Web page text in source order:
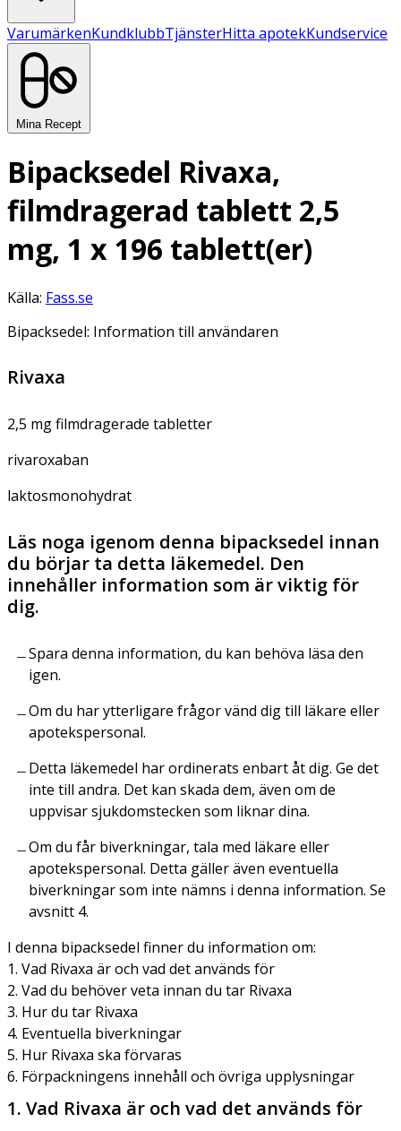
VarumärkenKundklubbTjänsterHitta apotekKundservice
Mina Recept
Bipacksedel Rivaxa,
filmdragerad tablett 2,5
mg, 1 x 196 tablett(er)
Källa: Fass.se
Bipacksedel: Information till användaren
Rivaxa
2,5 mg filmdragerade tabletter
rivaroxaban
laktosmonohydrat
Läs noga igenom denna bipacksedel innan
du börjar ta detta läkemedel. Den
innehåller information som är viktig för
dig.
Spara denna information, du kan behöva läsa den
igen.
Om du har ytterligare frågor vänd dig till läkare eller
apotekspersonal.
Detta läkemedel har ordinerats enbart åt dig. Ge det
inte till andra. Det kan skada dem, även om de
uppvisar sjukdomstecken som liknar dina.
Om du får biverkningar, tala med läkare eller
apotekspersonal. Detta gäller även eventuella
biverkningar som inte nämns i denna information. Se
avsnitt 4.
I denna bipacksedel finner du information om:
1. Vad Rivaxa är och vad det används för
2. Vad du behöver veta innan du tar Rivaxa
3. Hur du tar Rivaxa
4. Eventuella biverkningar
5. Hur Rivaxa ska förvaras
6. Förpackningens innehåll och övriga upplysningar
1. Vad Rivaxa är och vad det används för